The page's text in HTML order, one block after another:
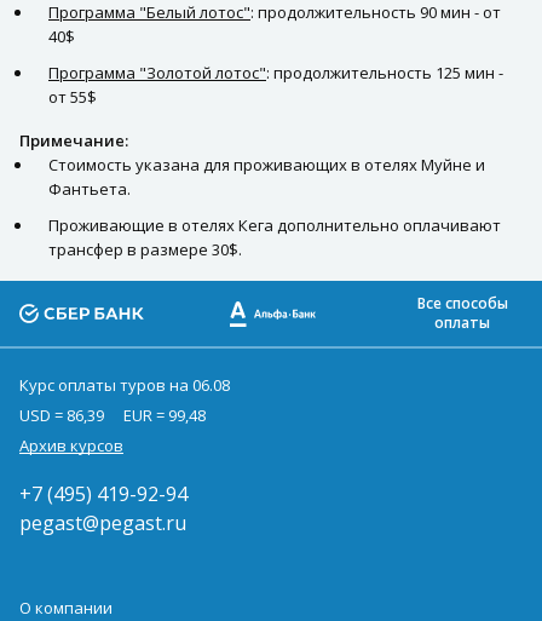
Программа "Белый лотос": продолжительность 90 мин - от
40$
Программа "Золотой лотос": продолжительность 125 мин -
от 55$
Примечание:
Стоимость указана для проживающих в отелях Муйне и
Фантьета.
Проживающие в отелях Кега дополнительно оплачивают
трансфер в размере 30$.
Все способы
оплаты
Курс оплаты туров на 06.08
USD = 86,39
EUR = 99,48
Архив курсов
+7 (495) 419-92-94
pegast@pegast.ru
О компании